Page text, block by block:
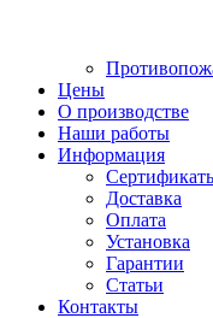
Цены
О производстве
Наши работы
Информация
Доставка
Оплата
Установка
Гарантии
Статьи
Контакты